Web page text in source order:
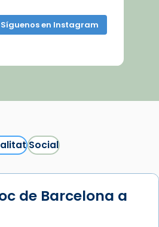
Síguenos en Instagram
Social
de Barcelona a